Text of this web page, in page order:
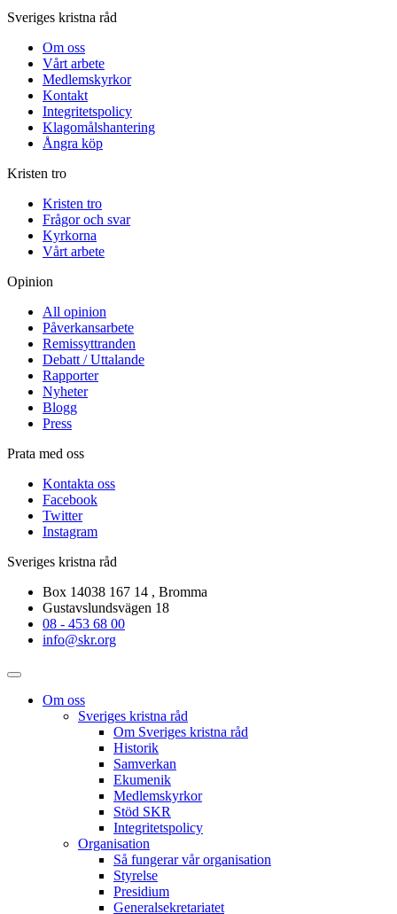
Sveriges kristna råd
Om oss
Vårt arbete
Medlemskyrkor
Kontakt
Integritetspolicy
Klagomålshantering
Ångra köp
Kristen tro
Kristen tro
Frågor och svar
Kyrkorna
Vårt arbete
Opinion
All opinion
Påverkansarbete
Remissyttranden
Debatt / Uttalande
Rapporter
Nyheter
Blogg
Press
Prata med oss
Kontakta oss
Facebook
Twitter
Instagram
Sveriges kristna råd
Box 14038 167 14 , Bromma
Gustavslundsvägen 18
08 - 453 68 00
info@skr.org
Om oss
Sveriges kristna råd
Om Sveriges kristna råd
Historik
Samverkan
Ekumenik
Medlemskyrkor
Stöd SKR
Integritetspolicy
Organisation
Så fungerar vår organisation
Styrelse
Presidium
Generalsekretariatet